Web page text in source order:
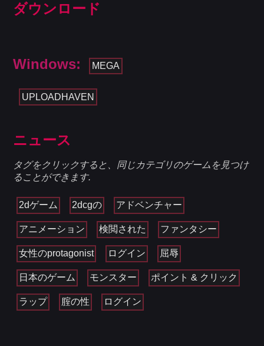
ダウンロード
Windows: MEGA
UPLOADHAVEN
ニュース
タグをクリックすると、同じカテゴリのゲームを見つけ
ることができます.
2dゲーム 2dcgの アドベンチャー
アニメーション 検閲された ファンタシー
女性のprotagonist ログイン 屈辱
日本のゲーム モンスター ポイント & クリック
ラップ 腟の性 ログイン